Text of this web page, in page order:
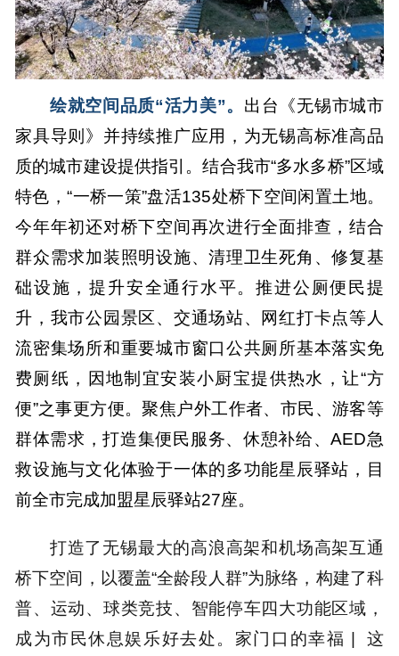
绘就空间品质“活力美”。 出台《无锡市城市
家具导则》并持续推广应用，为无锡高标准高品
质的城市建设提供指引。结合我市“多水多桥”区域
特色，“一桥一策”盘活135处桥下空间闲置土地。
今年年初还对桥下空间再次进行全面排查，结合
群众需求加装照明设施、清理卫生死角、修复基
础设施，提升安全通行水平。推进公厕便民提
升，我市公园景区、交通场站、网红打卡点等人
流密集场所和重要城市窗口公共厕所基本落实免
费厕纸，因地制宜安装小厨宝提供热水，让“方
便”之事更方便。聚焦户外工作者、市民、游客等
群体需求，打造集便民服务、休憩补给、AED急
救设施与文化体验于一体的多功能星辰驿站，目
前全市完成加盟星辰驿站27座。
打造了无锡最大的高浪高架和机场高架互通
桥下空间，以覆盖“全龄段人群”为脉络，构建了科
普、运动、球类竞技、智能停车四大功能区域，
成为市民休息娱乐好去处。家门口的幸福 | 这